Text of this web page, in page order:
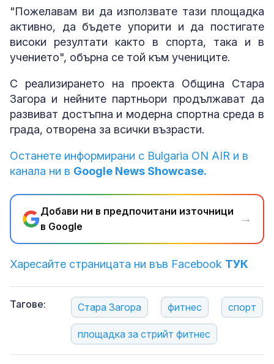
"Пожелавам ви да използвате тази площадка
активно, да бъдете упорити и да постигате
високи резултати както в спорта, така и в
учението", обърна се той към учениците.
С реализирането на проекта Община Стара
Загора и нейните партньори продължават да
развиват достъпна и модерна спортна среда в
града, отворена за всички възрасти.
Останете информирани с Bulgaria ON AIR и в
канала ни в Google News Showcase.
Добави ни в предпочитани източници
в Google
→
Харесайте страницата ни във Facebook ТУК
Тагове: Стара Загора фитнес спорт
площадка за стрийт фитнес